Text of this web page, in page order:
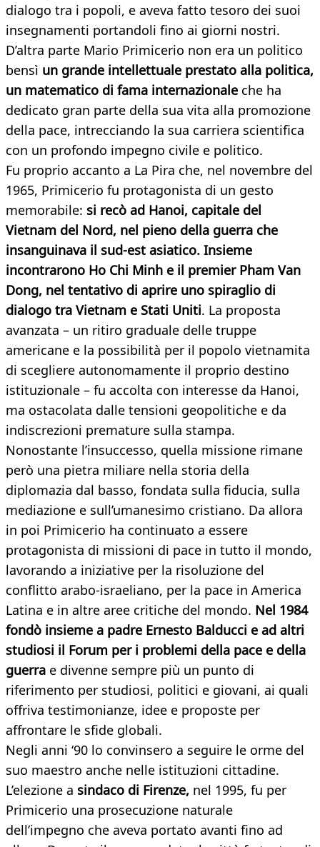
dialogo tra i popoli, e aveva fatto tesoro dei suoi
insegnamenti portandoli fino ai giorni nostri.
D’altra parte Mario Primicerio non era un politico
bensì un grande intellettuale prestato alla politica,
un matematico di fama internazionale che ha
dedicato gran parte della sua vita alla promozione
della pace, intrecciando la sua carriera scientifica
con un profondo impegno civile e politico.
Fu proprio accanto a La Pira che, nel novembre del
1965, Primicerio fu protagonista di un gesto
memorabile: si recò ad Hanoi, capitale del
Vietnam del Nord, nel pieno della guerra che
insanguinava il sud-est asiatico. Insieme
incontrarono Ho Chi Minh e il premier Pham Van
Dong, nel tentativo di aprire uno spiraglio di
dialogo tra Vietnam e Stati Uniti. La proposta
avanzata – un ritiro graduale delle truppe
americane e la possibilità per il popolo vietnamita
di scegliere autonomamente il proprio destino
istituzionale – fu accolta con interesse da Hanoi,
ma ostacolata dalle tensioni geopolitiche e da
indiscrezioni premature sulla stampa.
Nonostante l’insuccesso, quella missione rimane
però una pietra miliare nella storia della
diplomazia dal basso, fondata sulla fiducia, sulla
mediazione e sull’umanesimo cristiano. Da allora
in poi Primicerio ha continuato a essere
protagonista di missioni di pace in tutto il mondo,
lavorando a iniziative per la risoluzione del
conflitto arabo-israeliano, per la pace in America
Latina e in altre aree critiche del mondo. Nel 1984
fondò insieme a padre Ernesto Balducci e ad altri
studiosi il Forum per i problemi della pace e della
guerra e divenne sempre più un punto di
riferimento per studiosi, politici e giovani, ai quali
offriva testimonianze, idee e proposte per
affrontare le sfide globali.
Negli anni ‘90 lo convinsero a seguire le orme del
suo maestro anche nelle istituzioni cittadine.
L’elezione a sindaco di Firenze, nel 1995, fu per
Primicerio una prosecuzione naturale
dell’impegno che aveva portato avanti fino ad